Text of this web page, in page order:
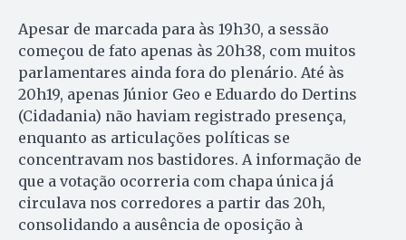
Apesar de marcada para às 19h30, a sessão
começou de fato apenas às 20h38, com muitos
parlamentares ainda fora do plenário. Até às
20h19, apenas Júnior Geo e Eduardo do Dertins
(Cidadania) não haviam registrado presença,
enquanto as articulações políticas se
concentravam nos bastidores. A informação de
que a votação ocorreria com chapa única já
circulava nos corredores a partir das 20h,
consolidando a ausência de oposição à